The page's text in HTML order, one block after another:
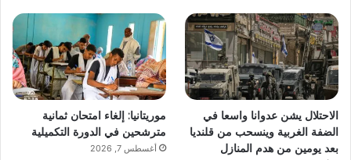
الاحتلال يشن عدوانا واسعا في
الضفة الغربية وينسحب من قلنديا
بعد يومين من هدم المنازل
موريتانيا: إلغاء امتحان ثمانية
مترشحين في الدورة التكميلية
أغسطس 7, 2026